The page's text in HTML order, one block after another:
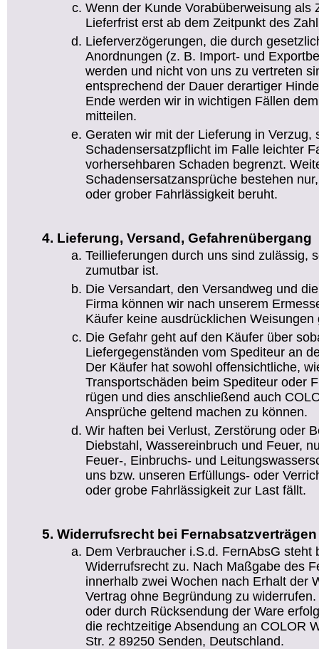
Wenn der Kunde Vorabüberweisung als
Lieferfrist erst ab dem Zeitpunkt des
Lieferverzögerungen, die durch
Anordnungen (z. B. Import- und
werden und nicht von uns zu vertreten
entsprechend der Dauer derartiger
Ende werden wir in wichtigen Fällen
mitteilen.
Geraten wir mit der Lieferung in Verzug,
Schadensersatzpflicht im Falle leichter
vorhersehbaren Schaden begrenzt.
Schadensersatzansprüche bestehen
oder grober Fahrlässigkeit beruht.
Lieferung, Versand, Gefahrenübergang
Teillieferungen durch uns sind zulässig,
zumutbar ist.
Die Versandart, den Versandweg und
Firma können wir nach unserem
Käufer keine ausdrücklichen Weisungen
Die Gefahr geht auf den Käufer über
Liefergegenständen vom Spediteur an
Der Käufer hat sowohl offensichtliche,
Transportschäden beim Spediteur oder
rügen und dies anschließend auch
Ansprüche geltend machen zu können.
Wir haften bei Verlust, Zerstörung oder
Diebstahl, Wassereinbruch und Feuer,
Feuer-, Einbruchs- und
uns bzw. unseren Erfüllungs- oder
oder grobe Fahrlässigkeit zur Last fällt.
Widerrufsrecht bei Fernabsatzverträgen
Dem Verbraucher i.S.d. FernAbsG steht
Widerrufsrecht zu. Nach Maßgabe des
innerhalb zwei Wochen nach Erhalt der
Vertrag ohne Begründung zu
oder durch Rücksendung der Ware
die rechtzeitige Absendung an COLOR
Str. 2 89250 Senden, Deutschland.